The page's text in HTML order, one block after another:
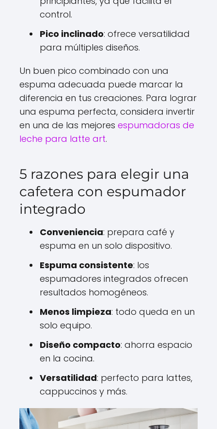
control.
Pico inclinado: ofrece versatilidad
para múltiples diseños.
Un buen pico combinado con una
espuma adecuada puede marcar la
diferencia en tus creaciones. Para lograr
una espuma perfecta, considera invertir
en una de las mejores espumadoras de
leche para latte art.
5 razones para elegir una
cafetera con espumador
integrado
Conveniencia: prepara café y
espuma en un solo dispositivo.
Espuma consistente: los
espumadores integrados ofrecen
resultados homogéneos.
Menos limpieza: todo queda en un
solo equipo.
Diseño compacto: ahorra espacio
en la cocina.
Versatilidad: perfecto para lattes,
cappuccinos y más.